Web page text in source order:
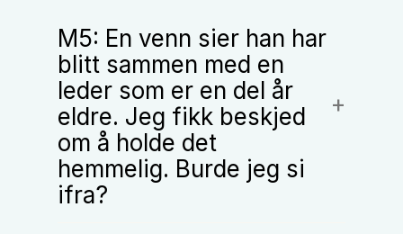
M5: En venn sier han har
blitt sammen med en
leder som er en del år
eldre. Jeg fikk beskjed
om å holde det
hemmelig. Burde jeg si
ifra?